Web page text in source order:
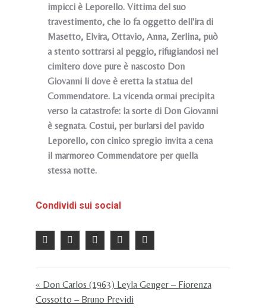
impicci è Leporello. Vittima del suo
travestimento, che lo fa oggetto dell'ira di
Masetto, Elvira, Ottavio, Anna, Zerlina, può
a stento sottrarsi al peggio, rifugiandosi nel
cimitero dove pure è nascosto Don
Giovanni li dove è eretta la statua del
Commendatore. La vicenda ormai precipita
verso la catastrofe: la sorte di Don Giovanni
è segnata. Costui, per burlarsi del pavido
Leporello, con cinico spregio invita a cena
il marmoreo Commendatore per quella
stessa notte.
Condividi sui social
« Don Carlos (1963) Leyla Genger – Fiorenza
Cossotto – Bruno Previdi